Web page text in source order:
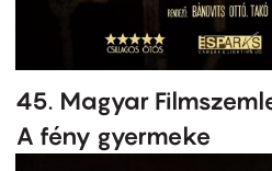
45. Magyar
A fény gyermeke